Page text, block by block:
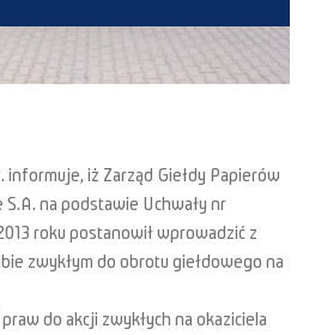
informuje, iż Zarząd Giełdy Papierów
na podstawie Uchwały nr
roku postanowił wprowadzić z
zwykłym do obrotu giełdowego na
do akcji zwykłych na okaziciela